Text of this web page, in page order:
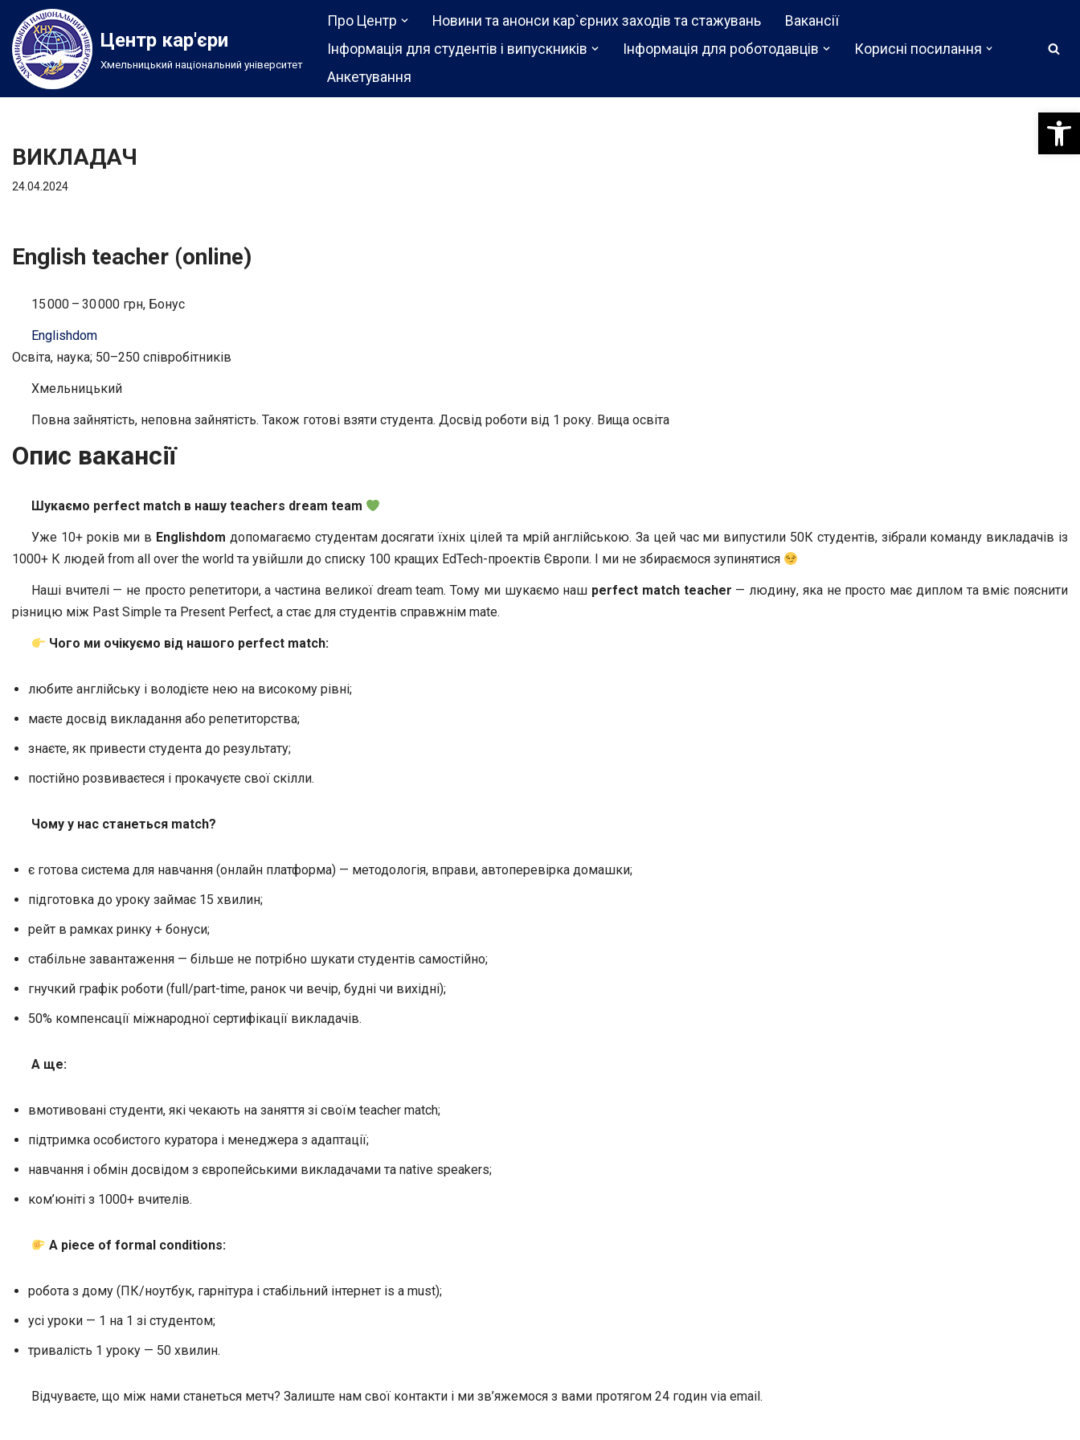
Перейти
до
вмісту
Центр кар'єри
Хмельницький національний університет
Про Центр Новини та анонси кар`єрних заходів та стажувань
Вакансії
Інформація для студентів і випускників
Інформація для роботодавців
Корисні посилання
Анкетування
ВИКЛАДАЧ
24.04.2024
English teacher (online)
15 000 – 30 000 грн, Бонус
Englishdom
Освіта, наука; 50–250 співробітників
Хмельницький
Повна зайнятість, неповна зайнятість. Також готові взяти студента. Досвід роботи від 1 року. Вища освіта
Опис вакансії
Шукаємо perfect match в нашу teachers dream team
Уже 10+ років ми в Englishdom допомагаємо студентам досягати їхніх цілей та мрій англійською. За цей час ми випустили 50К студентів, зібрали команду викладачів із
1000+ К людей from all over the world та увійшли до списку 100 кращих EdTech-проектів Європи. І ми не збираємося зупинятися
Наші вчителі — не просто репетитори, а частина великої dream team. Тому ми шукаємо наш perfect match teacher — людину, яка не просто має диплом та вміє пояснити
різницю між Past Simple та Present Perfect, а стає для студентів справжнім mate.
Чого ми очікуємо від нашого perfect match:
любите англійську і володієте нею на високому рівні;
маєте досвід викладання або репетиторства;
знаєте, як привести студента до результату;
постійно розвиваєтеся і прокачуєте свої скілли.
Чому у нас станеться match?
є готова система для навчання (онлайн платформа) — методологія, вправи, автоперевірка домашки;
підготовка до уроку займає 15 хвилин;
рейт в рамках ринку + бонуси;
стабільне завантаження — більше не потрібно шукати студентів самостійно;
гнучкий графік роботи (full/part-time, ранок чи вечір, будні чи вихідні);
50% компенсації міжнародної сертифікації викладачів.
А ще:
вмотивовані студенти, які чекають на заняття зі своїм teacher match;
підтримка особистого куратора і менеджера з адаптації;
навчання і обмін досвідом з європейськими викладачами та native speakers;
ком’юніті з 1000+ вчителів.
A piece of formal conditions:
робота з дому (ПК/ноутбук, гарнітура і стабільний інтернет is a must);
усі уроки — 1 на 1 зі студентом;
тривалість 1 уроку — 50 хвилин.
Відчуваєте, що між нами станеться метч? Залиште нам свої контакти і ми зв’яжемося з вами протягом 24 годин via email.